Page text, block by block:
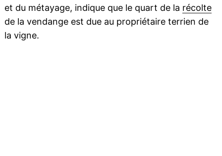
et du métayage, indique que le quart de la récolte
de la vendange est due au propriétaire terrien de
la vigne.